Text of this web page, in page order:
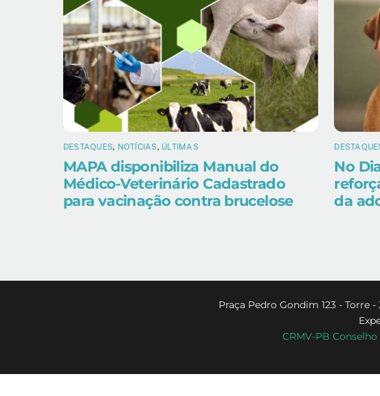
DESTAQUES, NOTÍCIAS, ÚLTIMAS
MAPA disponibiliza Manual do
Médico-Veterinário Cadastrado
para vacinação contra brucelose
No
da
Praça Pedro Gondim 123 - Torre
CRMV-PB